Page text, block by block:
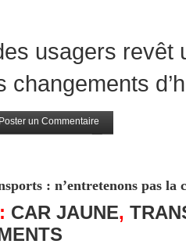
usagers
changements
Poster un Commentaire
: n’entretenons pas la
CAR JAUNE,